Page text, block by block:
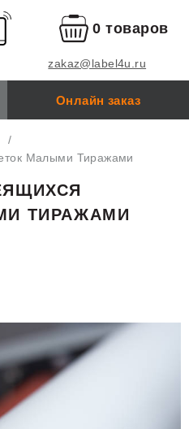
zakaz@label4u.ru
0 товаров
Онлайн заказ
Малыми Тиражами
ТИРАЖАМИ